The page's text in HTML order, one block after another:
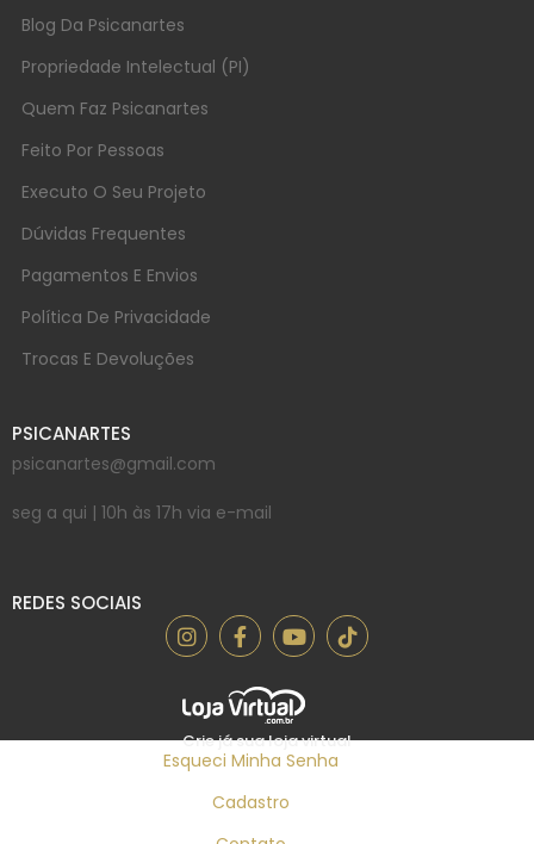
Blog Da Psicanartes
Propriedade Intelectual (PI)
Quem Faz Psicanartes
Feito Por Pessoas
Executo O Seu Projeto
Dúvidas Frequentes
Pagamentos E Envios
Política De Privacidade
Trocas E Devoluções
PSICANARTES
psicanartes@gmail.com
seg a qui | 10h às 17h via e-mail
REDES SOCIAIS
Crie já sua loja virtual
Esqueci Minha Senha
Cadastro